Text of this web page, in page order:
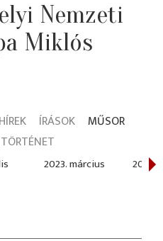
Nemzeti
Miklós
HÍREK ÍRÁSOK
MŰSOR
TÖRTÉNET
2023. március 2023.